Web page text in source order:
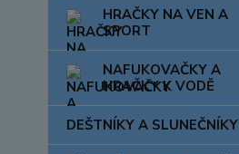
HRAČKY NA VEN A
SPORT
NAFUKOVAČKY A
HRAČKY K VODĚ
DEŠTNÍKY A SLUNEČNÍKY